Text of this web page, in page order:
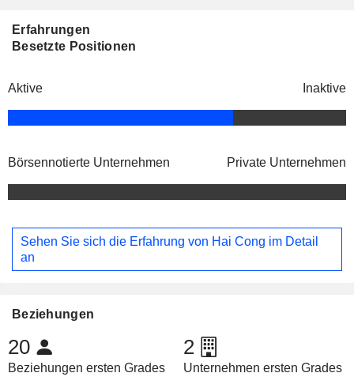
Erfahrungen
Besetzte Positionen
Aktive Inaktive
Börsennotierte Unternehmen Private Unternehmen
Sehen Sie sich die Erfahrung von Hai Cong im Detail
an
Beziehungen
20
Beziehungen ersten Grades
2
Unternehmen ersten Grades